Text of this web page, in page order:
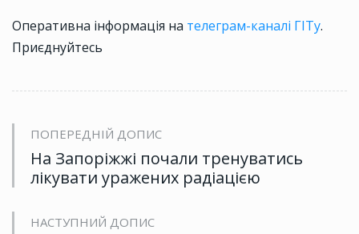
Оперативна інформація на телеграм-каналі ГІТу.
Приєднуйтесь
ПОПЕРЕДНІЙ ДОПИС
На Запоріжжі почали тренуватись
лікувати уражених радіацією
НАСТУПНИЙ ДОПИС